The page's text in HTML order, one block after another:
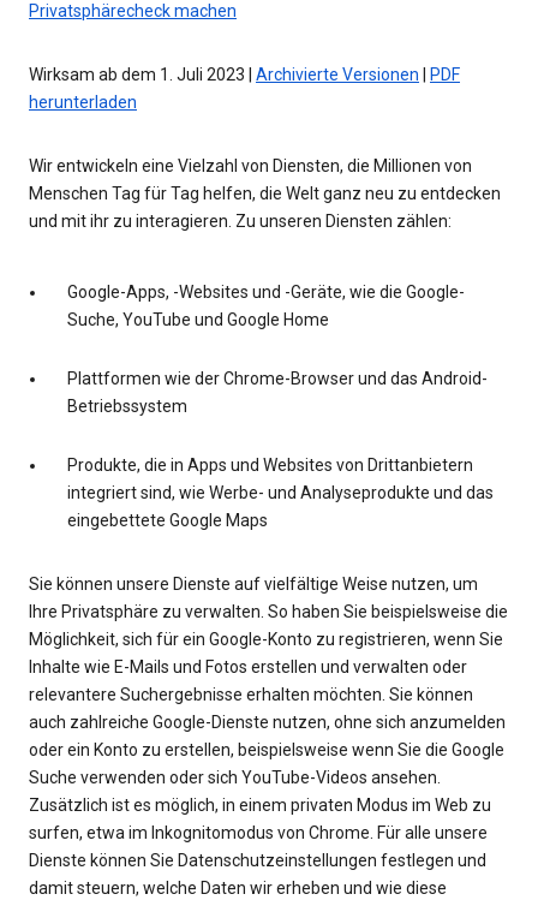
Privatsphärecheck machen
Wirksam ab dem 1. Juli 2023 | Archivierte Versionen
PDF
herunterladen
Wir entwickeln eine Vielzahl von Diensten, die Millionen von
Menschen Tag für Tag helfen, die Welt ganz neu zu entdecken
und mit ihr zu interagieren. Zu unseren Diensten zählen:
Google-Apps, -Websites und -Geräte, wie die Google-
Suche, YouTube und Google Home
Plattformen wie der Chrome-Browser und das Android-
Betriebssystem
Produkte, die in Apps und Websites von Drittanbietern
integriert sind, wie Werbe- und Analyseprodukte und das
eingebettete Google Maps
Sie können unsere Dienste auf vielfältige Weise nutzen, um
Ihre Privatsphäre zu verwalten. So haben Sie beispielsweise die
Möglichkeit, sich für ein Google-Konto zu registrieren, wenn Sie
Inhalte wie E-Mails und Fotos erstellen und verwalten oder
relevantere Suchergebnisse erhalten möchten. Sie können
auch zahlreiche Google-Dienste nutzen, ohne sich anzumelden
oder ein Konto zu erstellen, beispielsweise wenn Sie die Google
Suche verwenden oder sich YouTube-Videos ansehen.
Zusätzlich ist es möglich, in einem privaten Modus im Web zu
surfen, etwa im Inkognitomodus von Chrome. Für alle unsere
Dienste können Sie Datenschutzeinstellungen festlegen und
damit steuern, welche Daten wir erheben und wie diese